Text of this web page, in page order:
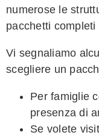
numerose le
pacchetti
Vi segnaliamo
scegliere un
Per famiglie
presenza di
Se volete